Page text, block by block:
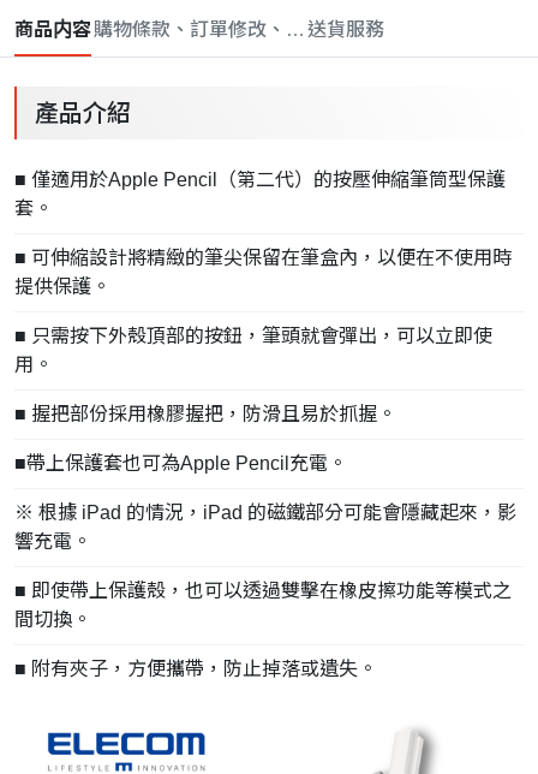
商品内容購物條款、訂單修改、取消與退款政策
送貨服務
產品介紹
■ 僅適用於Apple Pencil（第二代）的按壓伸縮筆筒型保護
套。
■ 可伸縮設計將精緻的筆尖保留在筆盒內，以便在不使用時
提供保護。
■ 只需按下外殼頂部的按鈕，筆頭就會彈出，可以立即使
用。
■ 握把部份採用橡膠握把，防滑且易於抓握。
■帶上保護套也可為Apple Pencil充電。
※ 根據 iPad 的情況，iPad 的磁鐵部分可能會隱藏起來，影
響充電。
■ 即使帶上保護殼，也可以透過雙擊在橡皮擦功能等模式之
間切換。
■ 附有夾子，方便攜帶，防止掉落或遺失。